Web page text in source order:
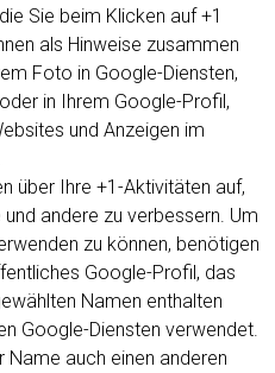
Sie beim Klicken auf +1
als Hinweise zusammen
Foto in Google-Diensten,
in Ihrem Google-Profil,
und Anzeigen im
über Ihre +1-Aktivitäten auf,
andere zu verbessern. Um
zu können, benötigen
Google-Profil, das
Namen enthalten
Google-Diensten verwendet.
Name auch einen anderen